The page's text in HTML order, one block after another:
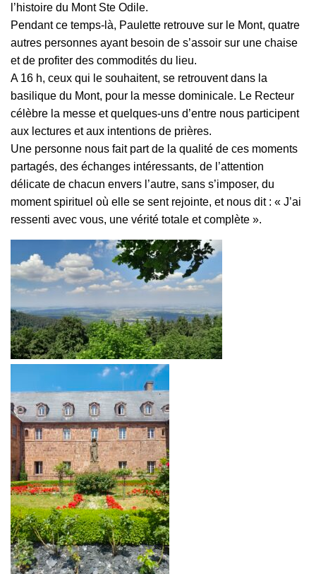
l’histoire du Mont Ste Odile.
Pendant ce temps-là, Paulette retrouve sur le Mont, quatre
autres personnes ayant besoin de s’assoir sur une chaise
et de profiter des commodités du lieu.
A 16 h, ceux qui le souhaitent, se retrouvent dans la
basilique du Mont, pour la messe dominicale. Le Recteur
célèbre la messe et quelques-uns d’entre nous participent
aux lectures et aux intentions de prières.
Une personne nous fait part de la qualité de ces moments
partagés, des échanges intéressants, de l’attention
délicate de chacun envers l’autre, sans s’imposer, du
moment spirituel où elle se sent rejointe, et nous dit : « J’ai
ressenti avec vous, une vérité totale et complète ».